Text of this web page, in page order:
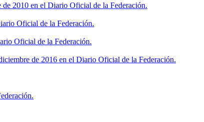
2010 en el Diario Oficial de la Federación.
Oficial de la Federación.
Oficial de la Federación.
de 2016 en el Diario Oficial de la Federación.